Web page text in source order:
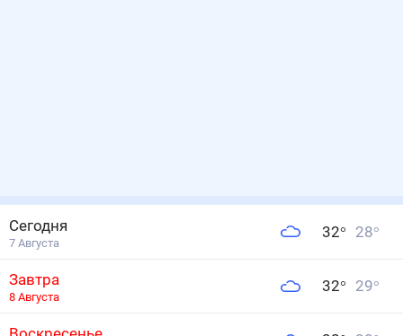
Сегодня
7 Августа
32° 28°
Завтра
8 Августа
32° 29°